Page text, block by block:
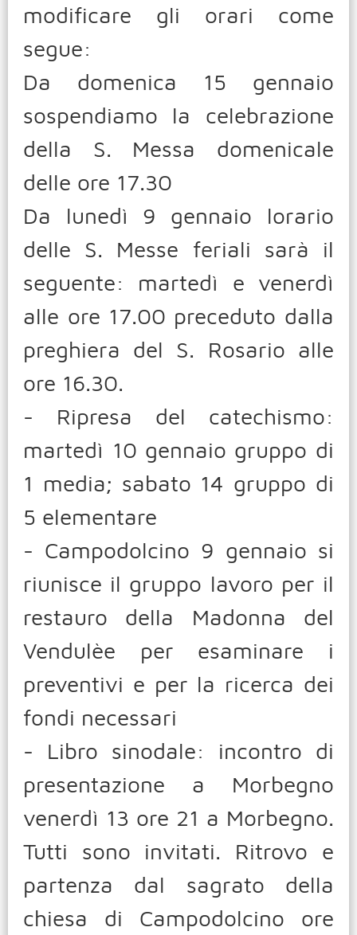
modificare gli orari come
segue:
Da domenica 15 gennaio
sospendiamo la celebrazione
della S. Messa domenicale
delle ore 17.30
Da lunedì 9 gennaio lorario
delle S. Messe feriali sarà il
seguente: martedì e venerdì
alle ore 17.00 preceduto dalla
preghiera del S. Rosario alle
ore 16.30.
- Ripresa del catechismo:
martedì 10 gennaio gruppo di
1 media; sabato 14 gruppo di
5 elementare
- Campodolcino 9 gennaio si
riunisce il gruppo lavoro per il
restauro della Madonna del
Vendulèe per esaminare i
preventivi e per la ricerca dei
fondi necessari
- Libro sinodale: incontro di
presentazione a Morbegno
venerdì 13 ore 21 a Morbegno.
Tutti sono invitati. Ritrovo e
partenza dal sagrato della
chiesa di Campodolcino ore